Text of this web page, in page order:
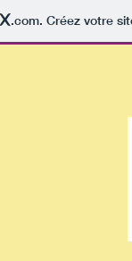
.com. Créez votre